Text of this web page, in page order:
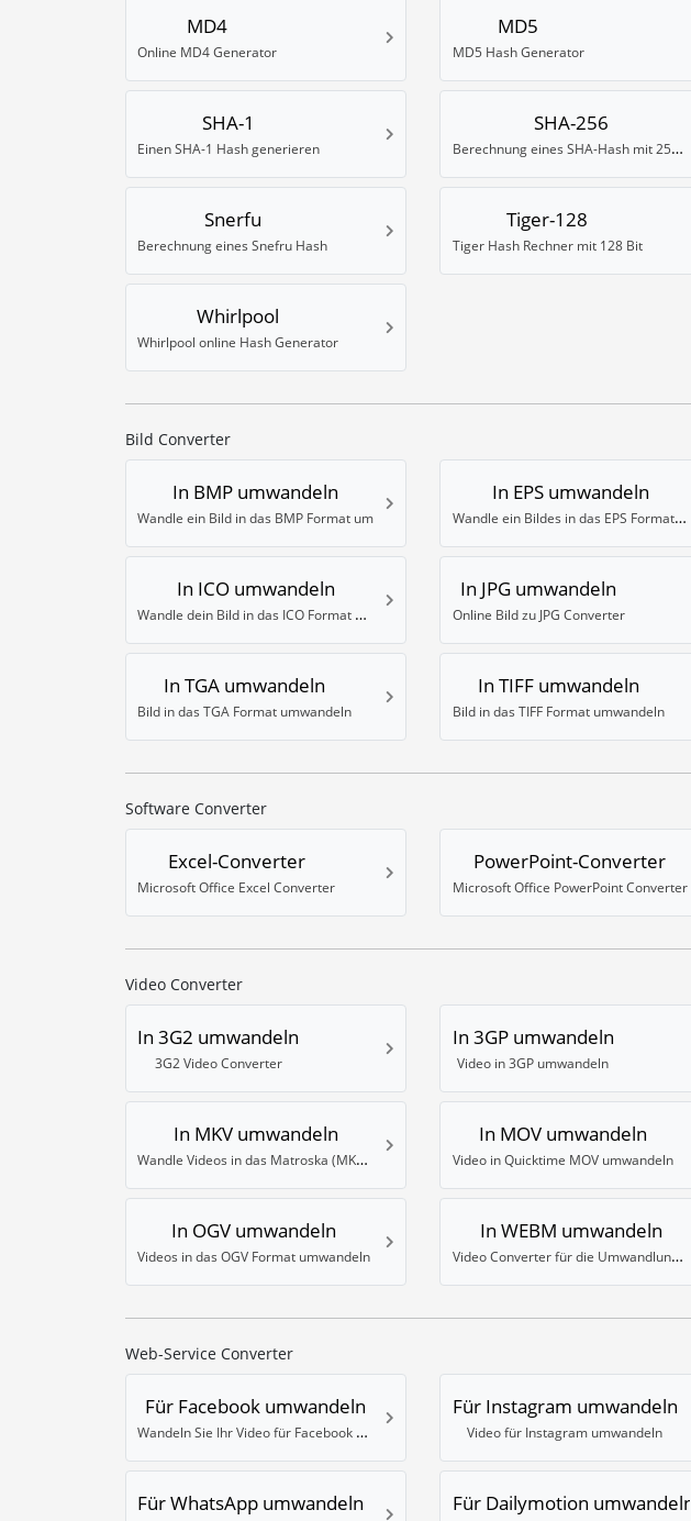
MD4
Online MD4 Generator
MD5
MD5 Hash Generator
SHA-1
Einen SHA-1 Hash generieren
SHA-256
Berechnung eines SHA-Hash mit 256 Bit
Snerfu
Berechnung eines Snefru Hash
Tiger-128
Tiger Hash Rechner mit 128 Bit
Whirlpool
Whirlpool online Hash Generator
Bild Converter
In BMP umwandeln
Wandle ein Bild in das BMP Format um
In EPS umwandeln
Wandle ein Bildes in das EPS Format um
In ICO umwandeln
Wandle dein Bild in das ICO Format um
In JPG umwandeln
Online Bild zu JPG Converter
In TGA umwandeln
Bild in das TGA Format umwandeln
In TIFF umwandeln
Bild in das TIFF Format umwandeln
Software Converter
Excel-Converter
Microsoft Office Excel Converter
PowerPoint-Converter
Microsoft Office PowerPoint Converter
Video Converter
In 3G2 umwandeln
3G2 Video Converter
In 3GP umwandeln
Video in 3GP umwandeln
In MKV umwandeln
Wandle Videos in das Matroska (MKV) Format um
In MOV umwandeln
Video in Quicktime MOV umwandeln
In OGV umwandeln
Videos in das OGV Format umwandeln
In WEBM umwandeln
Video Converter für die Umwandlung in das WebM Format (VP8)
Web-Service Converter
Für Facebook umwandeln
Wandeln Sie Ihr Video für Facebook um
Für Instagram umwandeln
Video für Instagram umwandeln
Für WhatsApp umwandeln Für Dailymotion umwandeln